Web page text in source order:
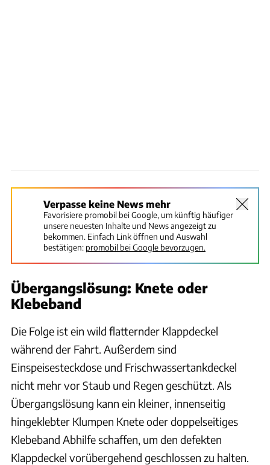
Verpasse keine News mehr
Favorisiere promobil bei Google, um künftig häufiger
unsere neuesten Inhalte und News angezeigt zu
bekommen. Einfach Link öffnen und Auswahl
bestätigen: promobil bei Google bevorzugen.
Übergangslösung: Knete oder
Klebeband
Die Folge ist ein wild flatternder Klappdeckel
während der Fahrt. Außerdem sind
Einspeisesteckdose und Frischwassertankdeckel
nicht mehr vor Staub und Regen geschützt. Als
Übergangslösung kann ein kleiner, innenseitig
hingeklebter Klumpen Knete oder doppelseitiges
Klebeband Abhilfe schaffen, um den defekten
Klappdeckel vorübergehend geschlossen zu halten.